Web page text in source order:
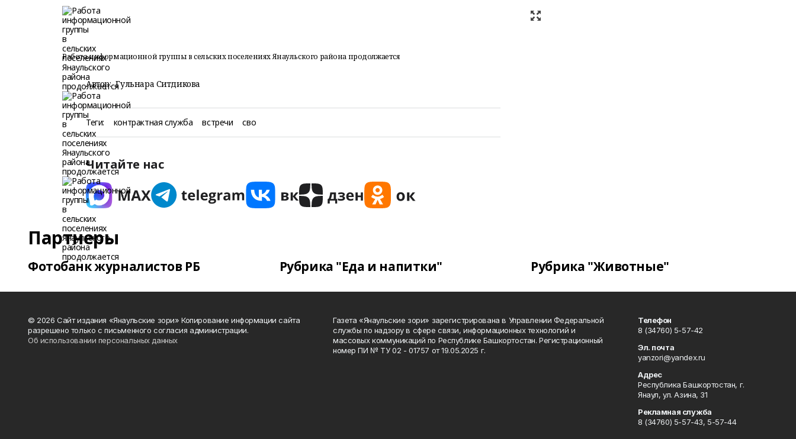
Работа информационной группы в сельских поселениях Янаульского района продолжается
Автор: Гульнара Ситдикова
Теги: контрактная служба встречи сво
Читайте нас
Партнеры
Фотобанк журналистов РБ Рубрика "Еда и напитки" Рубрика "Животные"
© 2026 Сайт издания «Янаульские зори» Копирование информации сайта
разрешено только с письменного согласия администрации.
Об использовании персональных данных
Газета «Янаульские зори» зарегистрирована в Управлении Федеральной
службы по надзору в сфере связи, информационных технологий и
массовых коммуникаций по Республике Башкортостан. Регистрационный
номер ПИ № ТУ 02 - 01757 от 19.05.2025 г.
Телефон
8 (34760) 5-57-42
Эл. почта
yanzori@yandex.ru
Адрес
Республика Башкортостан, г.
Янаул, ул. Азина, 31
Рекламная служба
8 (34760) 5-57-43, 5-57-44